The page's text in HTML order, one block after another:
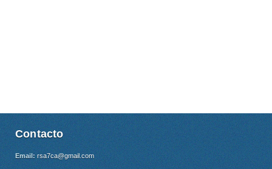
Contacto
Email: rsa7ca@gmail.com